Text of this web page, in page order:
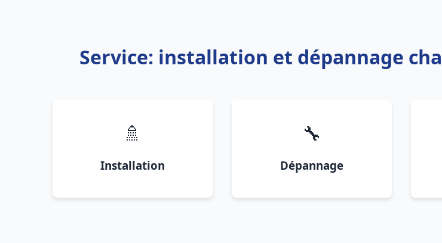
Service: installation et dépannage
🚿
Installation
🔧
Dépannage